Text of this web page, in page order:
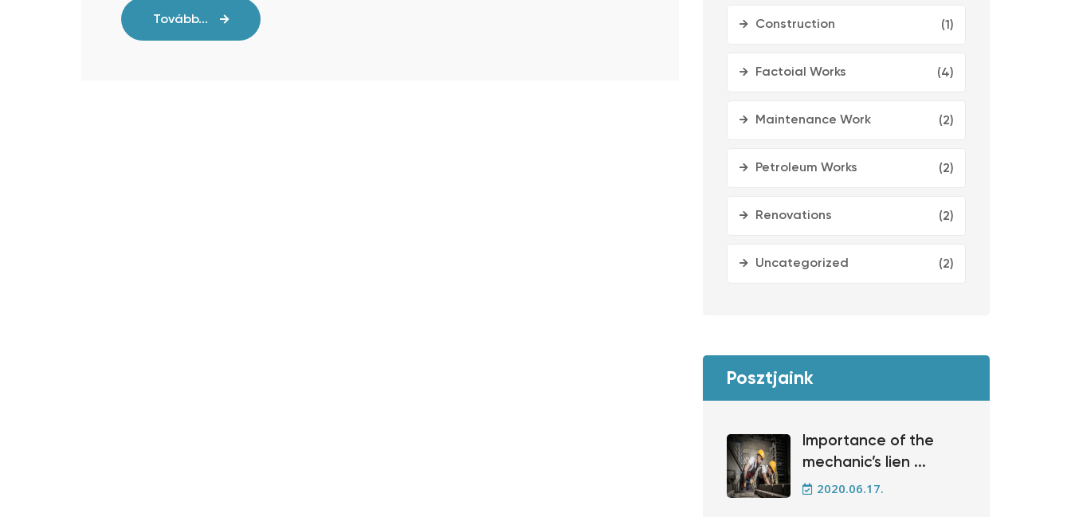
Tovább... Construction (1)
Factoial Works (4)
Maintenance Work (2)
Petroleum Works (2)
Renovations (2)
Uncategorized (2)
Posztjaink
Importance of the
mechanic’s lien ...
2020.06.17.